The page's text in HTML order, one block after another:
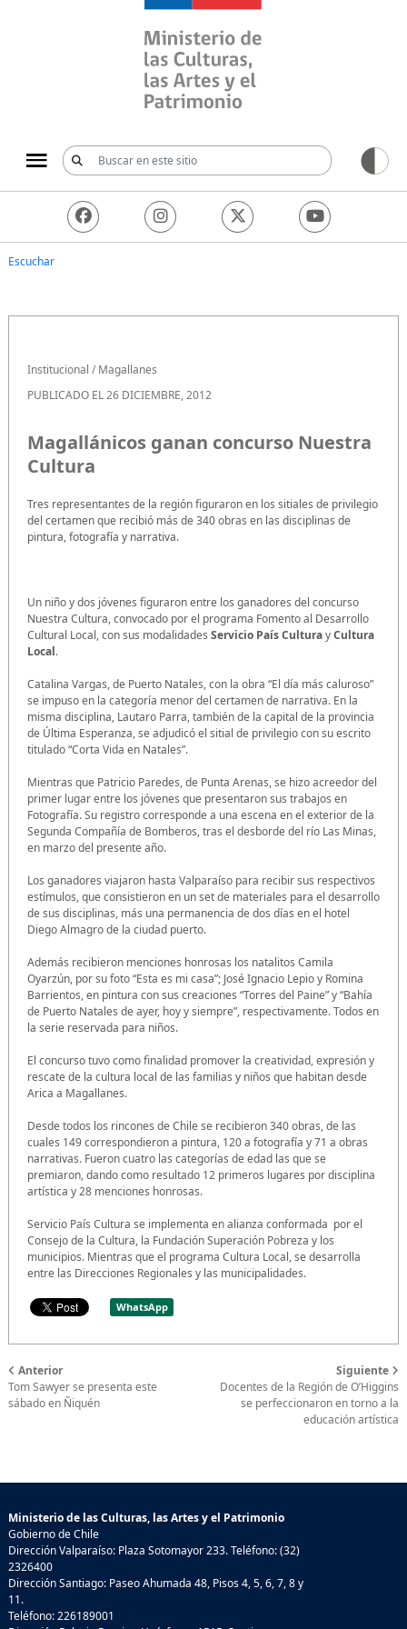
Ministerio de las
Escuchar
Institucional /Magallanes
PUBLICADO EL 26 DICIEMBRE, 2012
Magallánicos ganan concurso Nuestra
Cultura
Tres representantes de la región figuraron en los sitiales de privilegio
del certamen que recibió más de 340 obras en las disciplinas de
pintura, fotografía y narrativa.
Un niño y dos jóvenes figuraron entre los ganadores del concurso
Nuestra Cultura, convocado por el programa Fomento al Desarrollo
Cultural Local, con sus modalidades Servicio País CulturayCultura
Local.
Catalina Vargas, de Puerto Natales, con la obra “El día más caluroso”
se impuso en la categoría menor del certamen de narrativa. En la
misma disciplina, Lautaro Parra, también de la capital de la provincia
de Última Esperanza, se adjudicó el sitial de privilegio con su escrito
titulado “Corta Vida en Natales”.
Mientras que Patricio Paredes, de Punta Arenas, se hizo acreedor del
primer lugar entre los jóvenes que presentaron sus trabajos en
Fotografía. Su registro corresponde a una escena en el exterior de la
Segunda Compañía de Bomberos, tras el desborde del río Las Minas,
en marzo del presente año.
Los ganadores viajaron hasta Valparaíso para recibir sus respectivos
estímulos, que consistieron en un set de materiales para el desarrollo
de sus disciplinas, más una permanencia de dos días en el hotel
Diego Almagro de la ciudad puerto.
Además recibieron menciones honrosas los natalitos Camila
Oyarzún, por su foto “Esta es mi casa”; José Ignacio Lepio y Romina
Barrientos, en pintura con sus creaciones “Torres del Paine” y “Bahía
de Puerto Natales de ayer, hoy y siempre”, respectivamente. Todos en
la serie reservada para niños.
El concurso tuvo como finalidad promover la creatividad, expresión y
rescate de la cultura local de las familias y niños que habitan desde
Arica a Magallanes.
Desde todos los rincones de Chile se recibieron 340 obras, de las
cuales 149 correspondieron a pintura, 120 a fotografía y 71 a obras
narrativas. Fueron cuatro las categorías de edad las que se
premiaron, dando como resultado 12 primeros lugares por disciplina
artística y 28 menciones honrosas.
Servicio País Cultura se implementa en alianza conformada por el
Consejo de la Cultura, la Fundación Superación Pobreza y los
municipios. Mientras que el programa Cultura Local, se desarrolla
entre las Direcciones Regionales y las municipalidades.
WhatsApp
Anterior
Tom Sawyer se presenta este
sábado en Ñiquén
Siguiente
Docentes de la Región de O’Higgins
se perfeccionaron en torno a la
educación artística
Ministerio de las Culturas, las Artes y el Patrimonio
Gobierno de Chile
Dirección Valparaíso: Plaza Sotomayor 233. Teléfono: (32)
2326400
Dirección Santiago: Paseo Ahumada 48, Pisos 4, 5, 6, 7, 8 y
11.
Teléfono: 226189001